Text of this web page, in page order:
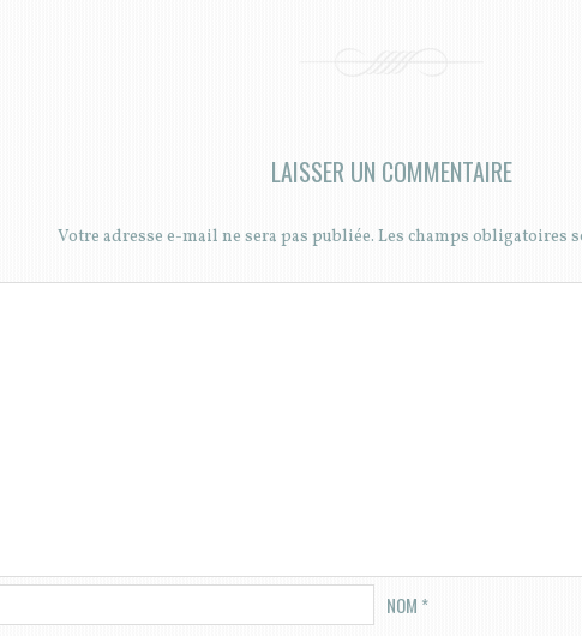
LAISSER UN COMMENTAIRE
Votre adresse e-mail ne sera pas publiée. Les champs obligatoires
NOM *